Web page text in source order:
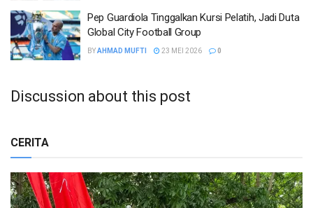
Pep Guardiola Tinggalkan Kursi Pelatih, Jadi Duta
Global City Football Group
BYAHMAD MUFTI 23 MEI 2026 0
Discussion about this post
CERITA